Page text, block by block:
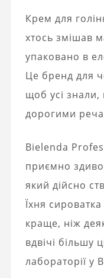
Крем для
хтось змішав
упаковано в
Це бренд для
щоб усі знали,
дорогими
Bielenda
приємно
який дійсно
Їхня
краще, ніж
вдвічі більшу
лабораторії у